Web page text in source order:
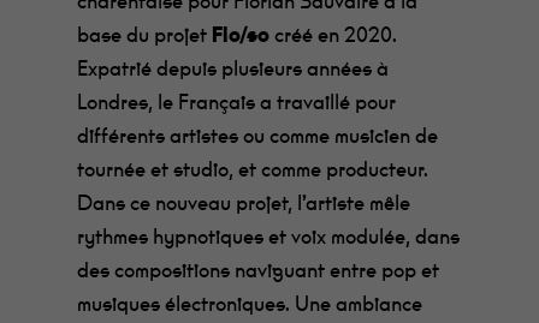
base du projet Flo/so créé en 2020.
Expatrié depuis plusieurs années à
Londres, le Français a travaillé pour
différents artistes ou comme musicien de
tournée et studio, et comme producteur.
Dans ce nouveau projet, l’artiste mêle
rythmes hypnotiques et voix modulée, dans
des compositions naviguant entre pop et
musiques électroniques. Une ambiance